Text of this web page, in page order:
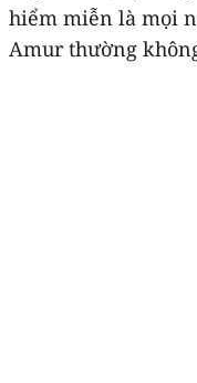
hiểm miễn là mọi
Amur thường